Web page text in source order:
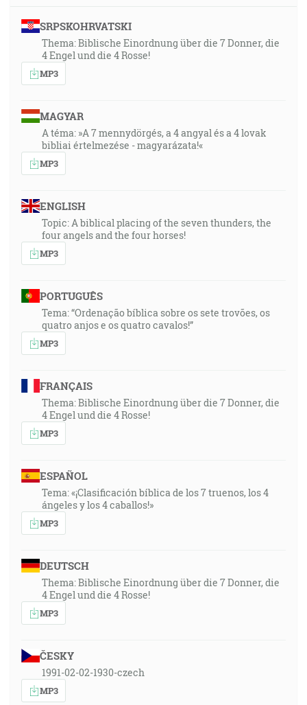
SRPSKOHRVATSKI
Thema: Biblische Einordnung über die 7 Donner, die
4 Engel und die 4 Rosse!
MP3
MAGYAR
A téma: »A 7 mennydörgés, a 4 angyal és a 4 lovak
bibliai értelmezése - magyarázata!«
MP3
ENGLISH
Topic: A biblical placing of the seven thunders, the
four angels and the four horses!
MP3
PORTUGUÊS
Tema: “Ordenação bíblica sobre os sete trovões, os
quatro anjos e os quatro cavalos!”
MP3
FRANÇAIS
Thema: Biblische Einordnung über die 7 Donner, die
4 Engel und die 4 Rosse!
MP3
ESPAÑOL
Tema: «¡Clasificación bíblica de los 7 truenos, los 4
ángeles y los 4 caballos!»
MP3
DEUTSCH
Thema: Biblische Einordnung über die 7 Donner, die
4 Engel und die 4 Rosse!
MP3
ČESKY
1991-02-02-1930-czech
MP3